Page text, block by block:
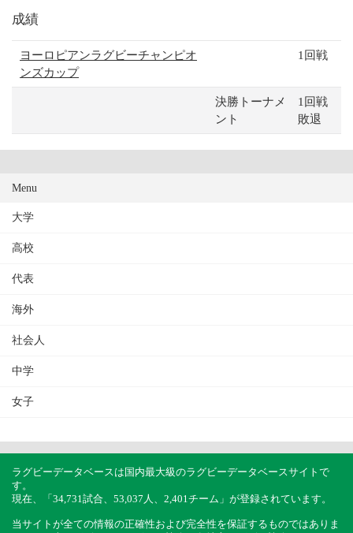
成績
ヨーロピアンラグビーチャンピオ
ンズカップ
1回戦
決勝トーナメ
ント
1回戦
敗退
Menu
大学
高校
代表
海外
社会人
中学
女子
ラグビーデータベースは国内最大級のラグビーデータベースサイトで
す。
現在、「34,731試合、53,037人、2,401チーム」が登録されています。
当サイトが全ての情報の正確性および完全性を保証するものではありま